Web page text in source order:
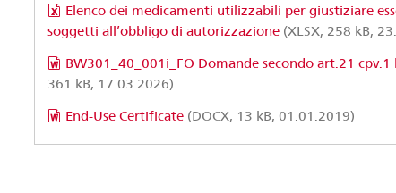
Elenco dei medicamenti utilizzabili per giustiziare
soggetti all’obbligo di autorizzazione(XLSX, 258 kB,
BW301_40_001i_FO Domande secondo art.21 cpv.1
361 kB, 17.03.2026)
End-Use Certificate(DOCX, 13 kB, 01.01.2019)